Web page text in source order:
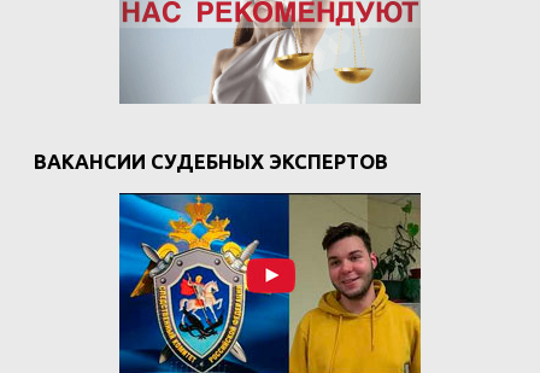
ВАКАНСИИ СУДЕБНЫХ ЭКСПЕРТОВ